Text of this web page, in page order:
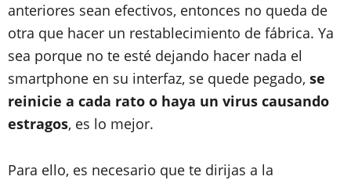
anteriores sean efectivos, entonces no queda de
otra que hacer un restablecimiento de fábrica. Ya
sea porque no te esté dejando hacer nada el
smartphone en su interfaz, se quede pegado, se
reinicie a cada rato o haya un virus causando
estragos, es lo mejor.
Para ello, es necesario que te dirijas a la